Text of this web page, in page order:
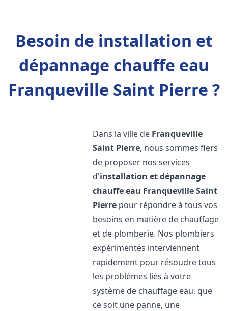
Besoin de installation et
dépannage chauffe eau
Franqueville Saint Pierre ?
Dans la ville de Franqueville
Saint Pierre, nous sommes fiers
de proposer nos services
d'installation et dépannage
chauffe eau Franqueville Saint
Pierre pour répondre à tous vos
besoins en matière de chauffage
et de plomberie. Nos plombiers
expérimentés interviennent
rapidement pour résoudre tous
les problèmes liés à votre
système de chauffage eau, que
ce soit une panne, une